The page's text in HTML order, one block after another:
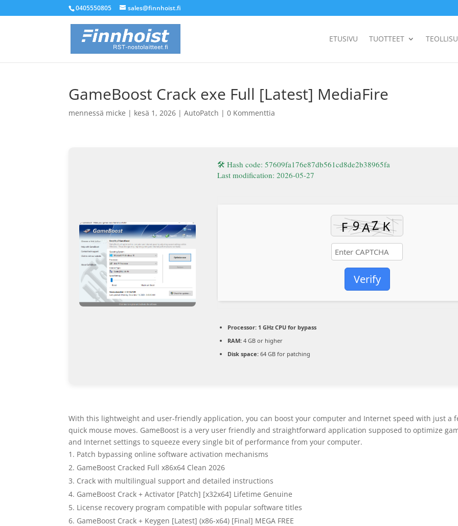
0405550805 sales@finnhoist.fi
ETUSIVU TUOTTEET
GameBoost Crack exe Full [Latest] MediaFire
mennessä micke | kesä 1, 2026 |AutoPatch |0 Kommenttia
🛠 Hash code: 57609fa176e87db561cd8de2b38965fa
Last modification: 2026-05-27
Verify
Processor: 1 GHz CPU for bypass
RAM: 4 GB or higher
Disk space: 64 GB for patching
With this lightweight and user-friendly application, you can boost your computer and Internet speed with just a
quick mouse moves. GameBoost is a very user friendly and straightforward application supposed to optimize
and Internet settings to squeeze every single bit of performance from your computer.
Patch bypassing online software activation mechanisms
GameBoost Cracked Full x86x64 Clean 2026
Crack with multilingual support and detailed instructions
GameBoost Crack + Activator [Patch] [x32x64] Lifetime Genuine
License recovery program compatible with popular software titles
GameBoost Crack + Keygen [Latest] (x86-x64) [Final] MEGA FREE